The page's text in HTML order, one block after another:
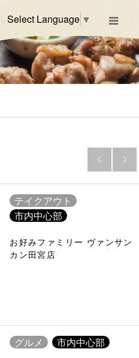
Select Language ▼
 
テイクアウト
市内中心部
お好みファミリー ヴァンサン
カン田宮店
グルメ 市内中心部